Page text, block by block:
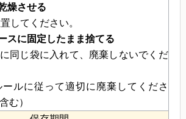
燥させる
してください。
スに固定したまま捨てる
に同じ袋に入れて、廃棄しないでくだ
ールに従って適切に廃棄してくださ
む）